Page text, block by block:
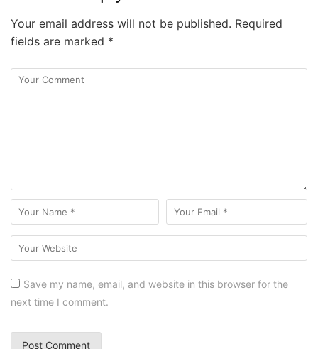
Your email address will not be published. Required
fields are marked *
Save my name, email, and website in this browser for the
next time I comment.